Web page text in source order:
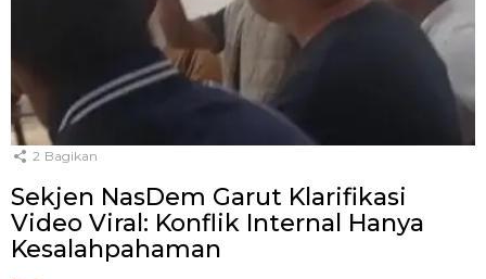
2 Bagikan
Sekjen NasDem Garut Klarifikasi
Video Viral: Konflik Internal Hanya
Kesalahpahaman